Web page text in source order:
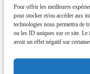
Pour offrir les meilleures
pour stocker et/ou accéder aux
technologies nous permettra de
ou les ID uniques sur ce site. Le
avoir un effet négatif sur